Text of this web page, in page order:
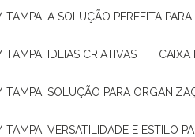
TAMPA: A SOLUÇÃO PERFEITA
TAMPA: IDEIAS CRIATIVAS
TAMPA: SOLUÇÃO PARA
TAMPA: VERSATILIDADE E ESTILO